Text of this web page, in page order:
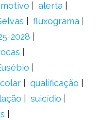
motivo
alerta
fluxograma
2028
qualificação
suicídio